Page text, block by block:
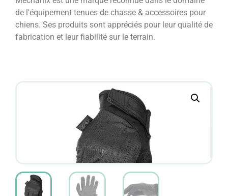
de l'équipement tenues de chasse & accessoires pour
chiens. Ses produits sont appréciés pour leur qualité de
fabrication et leur fiabilité sur le terrain.